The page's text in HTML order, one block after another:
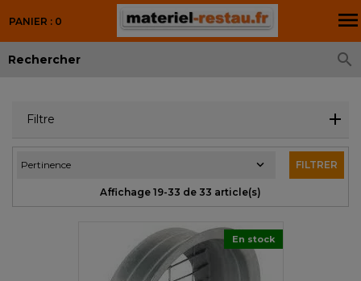

PANIER : 0

Filtre
Pertinence  FILTRER
Affichage 19-33 de 33 article(s)
En stock